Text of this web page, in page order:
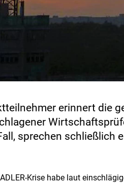
erinnert die
sprechen schließlich
Krise habe laut